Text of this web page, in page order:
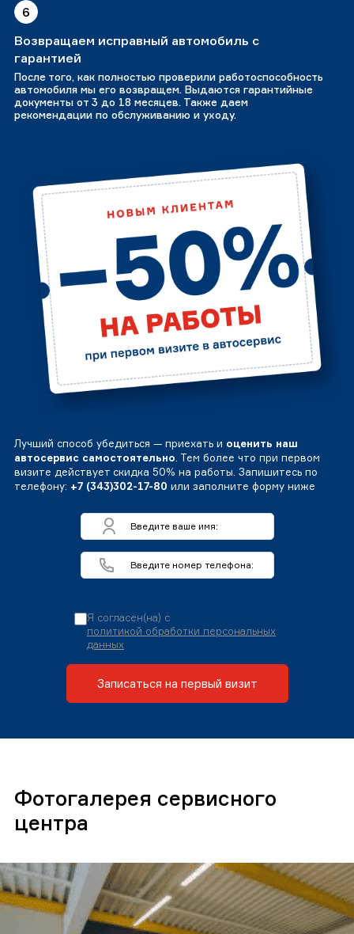
6
Возвращаем исправный автомобиль с
гарантией
После того, как полностью проверили работоспособность
автомобиля мы его возвращем. Выдаются гарантийные
документы от 3 до 18 месяцев. Также даем
рекомендации по обслуживанию и уходу.
Лучший способ убедиться — приехать и оценить наш
автосервис самостоятельно . Тем более что при первом
визите действует скидка 50% на работы. Запишитесь по
телефону: +7 (343)302-17-80 или заполните форму ниже
Я согласен(на) с
политикой обработки персональных
данных
Записаться на первый визит
Фотогалерея сервисного
центра